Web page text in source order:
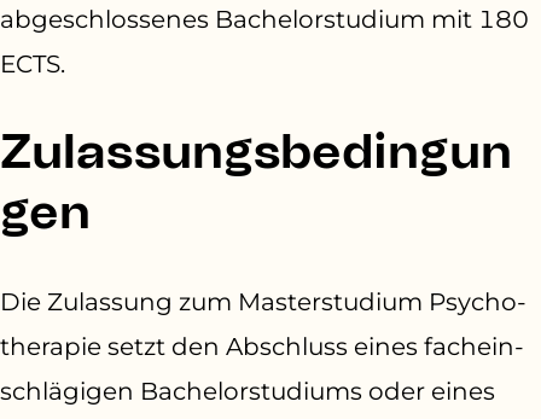
abgeschlossenes Bachelorstudium mit 180
ECTS.
Zulassungsbedingun
gen
Die Zulassung zum Masterstudium Psycho­
therapie setzt den Abschluss eines fachein­
schlägigen Bachelorstudiums oder eines